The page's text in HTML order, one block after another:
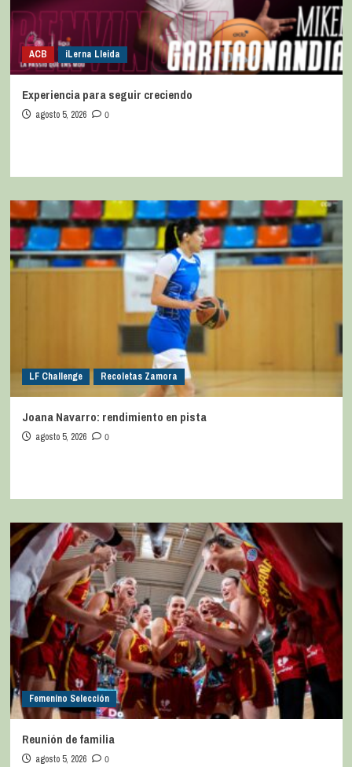
ACB iLerna Lleida
Experiencia para seguir creciendo
agosto 5, 2026 0
LF Challenge Recoletas Zamora
Joana Navarro: rendimiento en pista
agosto 5, 2026 0
Femenino Selección
Reunión de familia
agosto 5, 2026 0